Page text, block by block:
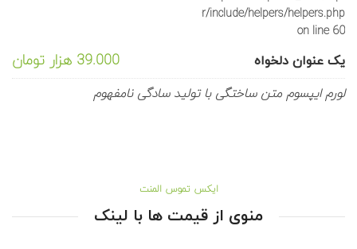
content/plugins/js_composer/include/helpers/helpers.php
on line 60
یک عنوان دلخواه 39.000 هزار تومان
لورم ایپسوم متن ساختگی با تولید سادگی نامفهوم
ایکس تموس المنت
منوی از قیمت ها با لینک